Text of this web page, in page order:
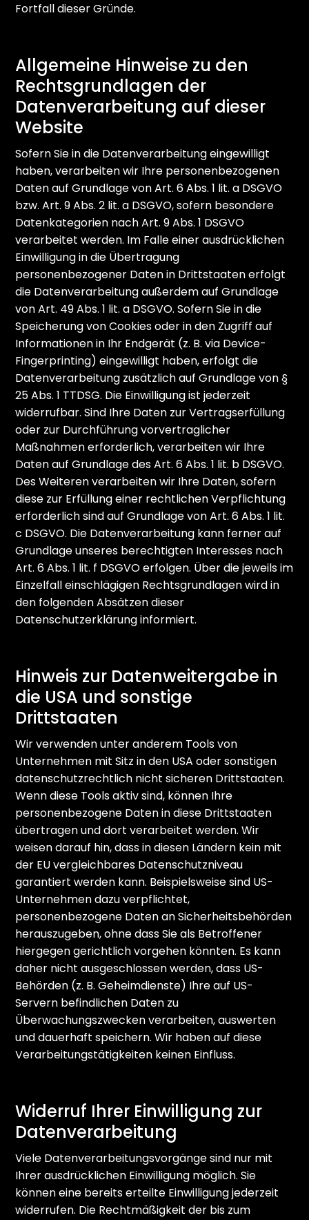
Fortfall dieser Gründe.
Allgemeine Hinweise zu den
Rechtsgrundlagen der
Datenverarbeitung auf dieser
Website
Sofern Sie in die Datenverarbeitung eingewilligt
haben, verarbeiten wir Ihre personenbezogenen
Daten auf Grundlage von Art. 6 Abs. 1 lit. a DSGVO
bzw. Art. 9 Abs. 2 lit. a DSGVO, sofern besondere
Datenkategorien nach Art. 9 Abs. 1 DSGVO
verarbeitet werden. Im Falle einer ausdrücklichen
Einwilligung in die Übertragung
personenbezogener Daten in Drittstaaten erfolgt
die Datenverarbeitung außerdem auf Grundlage
von Art. 49 Abs. 1 lit. a DSGVO. Sofern Sie in die
Speicherung von Cookies oder in den Zugriff auf
Informationen in Ihr Endgerät (z. B. via Device-
Fingerprinting) eingewilligt haben, erfolgt die
Datenverarbeitung zusätzlich auf Grundlage von §
25 Abs. 1 TTDSG. Die Einwilligung ist jederzeit
widerrufbar. Sind Ihre Daten zur Vertragserfüllung
oder zur Durchführung vorvertraglicher
Maßnahmen erforderlich, verarbeiten wir Ihre
Daten auf Grundlage des Art. 6 Abs. 1 lit. b DSGVO.
Des Weiteren verarbeiten wir Ihre Daten, sofern
diese zur Erfüllung einer rechtlichen Verpflichtung
erforderlich sind auf Grundlage von Art. 6 Abs. 1 lit.
c DSGVO. Die Datenverarbeitung kann ferner auf
Grundlage unseres berechtigten Interesses nach
Art. 6 Abs. 1 lit. f DSGVO erfolgen. Über die jeweils im
Einzelfall einschlägigen Rechtsgrundlagen wird in
den folgenden Absätzen dieser
Datenschutzerklärung informiert.
Hinweis zur Datenweitergabe in
die USA und sonstige
Drittstaaten
Wir verwenden unter anderem Tools von
Unternehmen mit Sitz in den USA oder sonstigen
datenschutzrechtlich nicht sicheren Drittstaaten.
Wenn diese Tools aktiv sind, können Ihre
personenbezogene Daten in diese Drittstaaten
übertragen und dort verarbeitet werden. Wir
weisen darauf hin, dass in diesen Ländern kein mit
der EU vergleichbares Datenschutzniveau
garantiert werden kann. Beispielsweise sind US-
Unternehmen dazu verpflichtet,
personenbezogene Daten an Sicherheitsbehörden
herauszugeben, ohne dass Sie als Betroffener
hiergegen gerichtlich vorgehen könnten. Es kann
daher nicht ausgeschlossen werden, dass US-
Behörden (z. B. Geheimdienste) Ihre auf US-
Servern befindlichen Daten zu
Überwachungszwecken verarbeiten, auswerten
und dauerhaft speichern. Wir haben auf diese
Verarbeitungstätigkeiten keinen Einfluss.
Widerruf Ihrer Einwilligung zur
Datenverarbeitung
Viele Datenverarbeitungsvorgänge sind nur mit
Ihrer ausdrücklichen Einwilligung möglich. Sie
können eine bereits erteilte Einwilligung jederzeit
widerrufen. Die Rechtmäßigkeit der bis zum